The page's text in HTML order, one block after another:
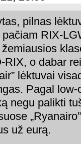
pilnas
RIX-
o dabar
lėktuvai
Pagal
negu palikti
už eurą.